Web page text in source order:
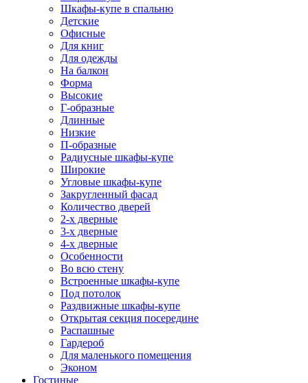
Шкафы-купе в спальню
Детские
Офисные
Для книг
Для одежды
На балкон
Форма
Высокие
Г-образные
Длинные
Низкие
П-образные
Радиусные шкафы-купе
Широкие
Угловые шкафы-купе
Закругленный фасад
Количество дверей
2-х дверные
3-х дверные
4-х дверные
Особенности
Во всю стену
Встроенные шкафы-купе
Под потолок
Раздвижные шкафы-купе
Открытая секция посередине
Распашные
Гардероб
Для маленького помещения
Эконом
Гостиные